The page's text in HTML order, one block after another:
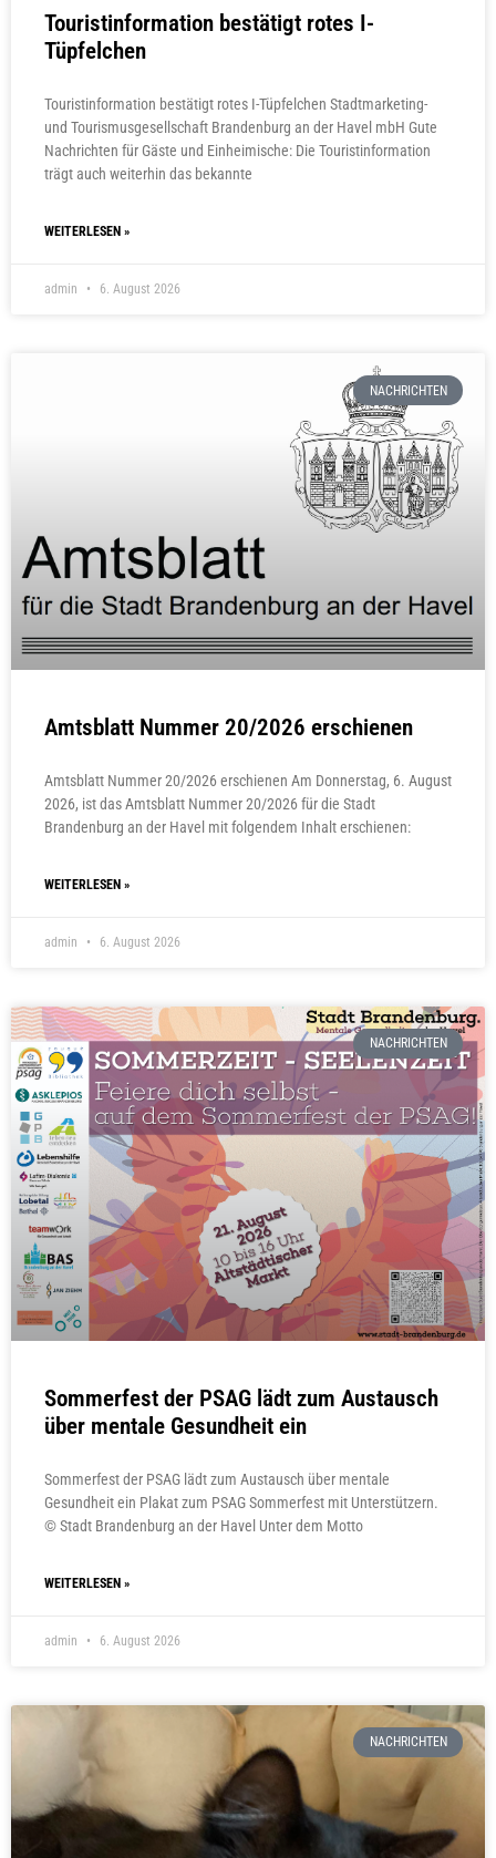
Touristinformation bestätigt rotes I-
Tüpfelchen
Touristinformation bestätigt rotes I-Tüpfelchen Stadtmarketing-
und Tourismusgesellschaft Brandenburg an der Havel mbH Gute
Nachrichten für Gäste und Einheimische: Die Touristinformation
trägt auch weiterhin das bekannte
WEITERLESEN »
admin 6. August 2026
NACHRICHTEN
Amtsblatt Nummer 20/2026 erschienen
Amtsblatt Nummer 20/2026 erschienen Am Donnerstag, 6. August
2026, ist das Amtsblatt Nummer 20/2026 für die Stadt
Brandenburg an der Havel mit folgendem Inhalt erschienen:
WEITERLESEN »
admin 6. August 2026
NACHRICHTEN
Sommerfest der PSAG lädt zum Austausch
über mentale Gesundheit ein
Sommerfest der PSAG lädt zum Austausch über mentale
Gesundheit ein Plakat zum PSAG Sommerfest mit Unterstützern.
© Stadt Brandenburg an der Havel Unter dem Motto
WEITERLESEN »
admin 6. August 2026
NACHRICHTEN